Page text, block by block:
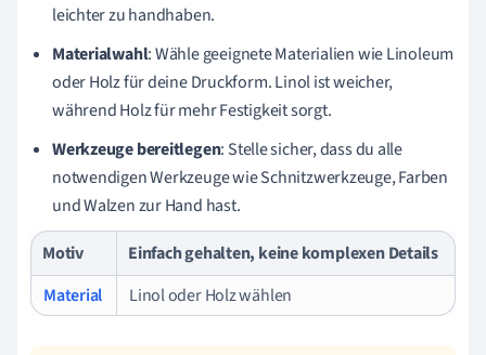
leichter zu handhaben.
Materialwahl: Wähle geeignete Materialien wie Linoleum
oder Holz für deine Druckform. Linol ist weicher,
während Holz für mehr Festigkeit sorgt.
Werkzeuge bereitlegen: Stelle sicher, dass du alle
notwendigen Werkzeuge wie Schnitzwerkzeuge, Farben
und Walzen zur Hand hast.
Motiv
Einfach gehalten, keine komplexen Details
Material
Linol oder Holz wählen